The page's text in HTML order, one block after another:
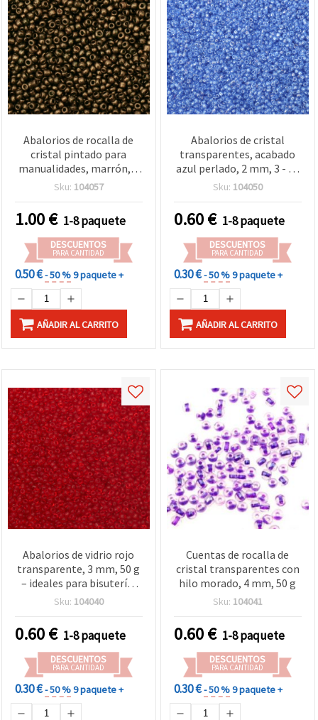
Abalorios de rocalla de
cristal pintado para
manualidades, marrón, 2
mm, 50 g
Sku: 104057
1.00€ 1-8 paquete
DESCUENTOS
PARA CANTIDAD
0.50 €- 50 %9 paquete +
AÑADIR AL CARRITO
Abalorios de cristal
transparentes, acabado
azul perlado, 2 mm, 3 - 50
g
Sku: 104050
0.60€ 1-8 paquete
DESCUENTOS
PARA CANTIDAD
0.30 €- 50 %9 paquete +
AÑADIR AL CARRITO
Abalorios de vidrio rojo
transparente, 3 mm, 50 g
– ideales para bisutería,
decoración y
Sku: 104040
0.60€ 1-8 paquete
DESCUENTOS
PARA CANTIDAD
0.30 €- 50 %9 paquete +
Cuentas de rocalla de
cristal transparentes con
hilo morado, 4 mm, 50 g
Sku: 104041
0.60€ 1-8 paquete
DESCUENTOS
PARA CANTIDAD
0.30 €- 50 %9 paquete +